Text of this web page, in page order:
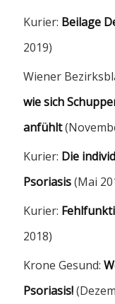
Kurier: Beilage
2019)
Wiener
wie sich
anfühlt
Kurier: Die
Psoriasis(Mai
Kurier:
2018)
Krone Gesund:
Psoriasis!